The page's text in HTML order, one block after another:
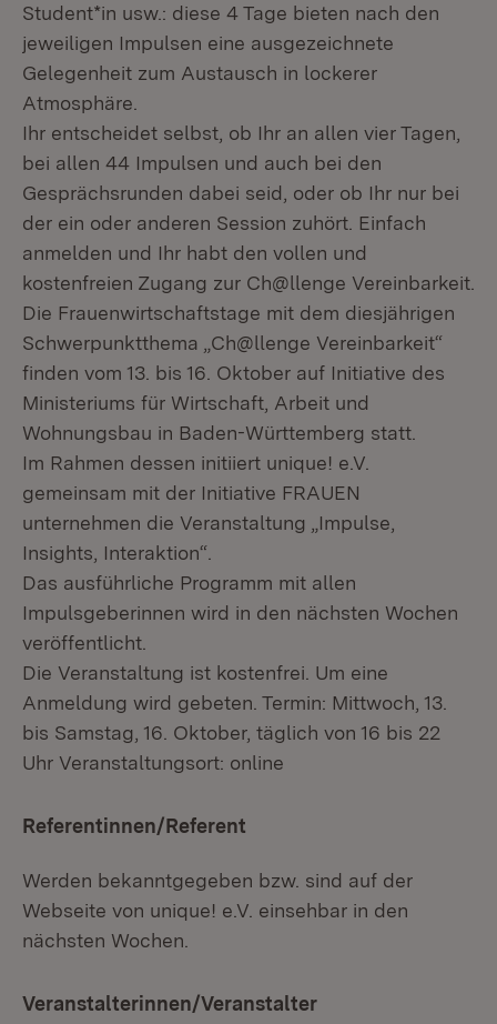
Student*in usw.: diese 4 Tage bieten nach den
jeweiligen Impulsen eine ausgezeichnete
Gelegenheit zum Austausch in lockerer
Atmosphäre.
Ihr entscheidet selbst, ob Ihr an allen vier Tagen,
bei allen 44 Impulsen und auch bei den
Gesprächsrunden dabei seid, oder ob Ihr nur bei
der ein oder anderen Session zuhört. Einfach
anmelden und Ihr habt den vollen und
kostenfreien Zugang zur Ch@llenge Vereinbarkeit.
Die Frauenwirtschaftstage mit dem diesjährigen
Schwerpunktthema „Ch@llenge Vereinbarkeit“
finden vom 13. bis 16. Oktober auf Initiative des
Ministeriums für Wirtschaft, Arbeit und
Wohnungsbau in Baden-Württemberg statt.
Im Rahmen dessen initiiert unique! e.V.
gemeinsam mit der Initiative FRAUEN
unternehmen die Veranstaltung „Impulse,
Insights, Interaktion“.
Das ausführliche Programm mit allen
Impulsgeberinnen wird in den nächsten Wochen
veröffentlicht.
Die Veranstaltung ist kostenfrei. Um eine
Anmeldung wird gebeten. Termin: Mittwoch, 13.
bis Samstag, 16. Oktober, täglich von 16 bis 22
Uhr Veranstaltungsort: online
Referentinnen/Referent
Werden bekanntgegeben bzw. sind auf der
Webseite von unique! e.V. einsehbar in den
nächsten Wochen.
Veranstalterinnen/Veranstalter